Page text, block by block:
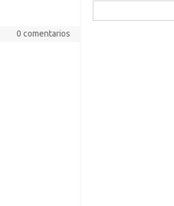
0 comentarios